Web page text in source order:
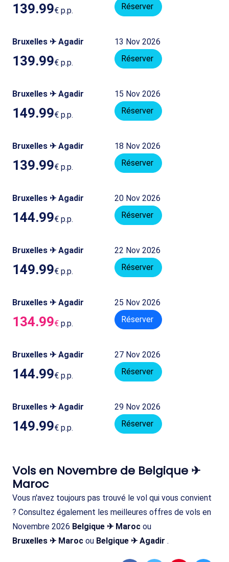
139.99€ p.p. Réserver
Bruxelles ✈ Agadir 13 Nov 2026
139.99€ p.p. Réserver
Bruxelles ✈ Agadir 15 Nov 2026
149.99€ p.p. Réserver
Bruxelles ✈ Agadir 18 Nov 2026
139.99€ p.p. Réserver
Bruxelles ✈ Agadir 20 Nov 2026
144.99€ p.p. Réserver
Bruxelles ✈ Agadir 22 Nov 2026
149.99€ p.p. Réserver
Bruxelles ✈ Agadir 25 Nov 2026
134.99€ p.p. Réserver
Bruxelles ✈ Agadir 27 Nov 2026
144.99€ p.p. Réserver
Bruxelles ✈ Agadir 29 Nov 2026
149.99€ p.p. Réserver
Vols en Novembre de Belgique ✈
Maroc
Vous n'avez toujours pas trouvé le vol qui vous convient
? Consultez également les meilleures offres de vols en
Novembre 2026 Belgique ✈ Maroc ou
Bruxelles ✈ Maroc ou Belgique ✈ Agadir .